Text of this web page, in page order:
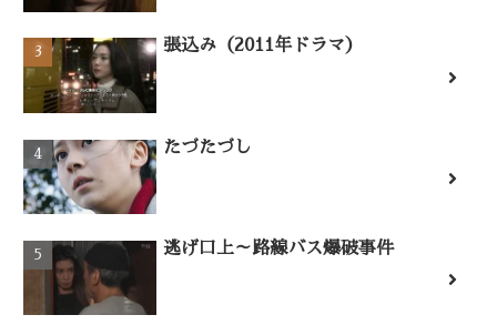
張込み（2011年ドラマ）
たづたづし
逃げ口上～路線バス爆破事件